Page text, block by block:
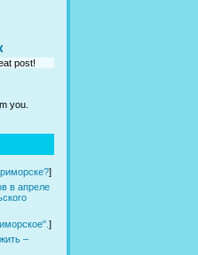
post!
you.
]
в апреле
]
–